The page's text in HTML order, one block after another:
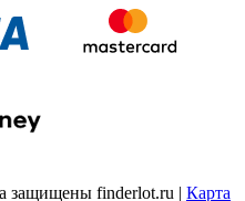
защищены finderlot.ru | Карта